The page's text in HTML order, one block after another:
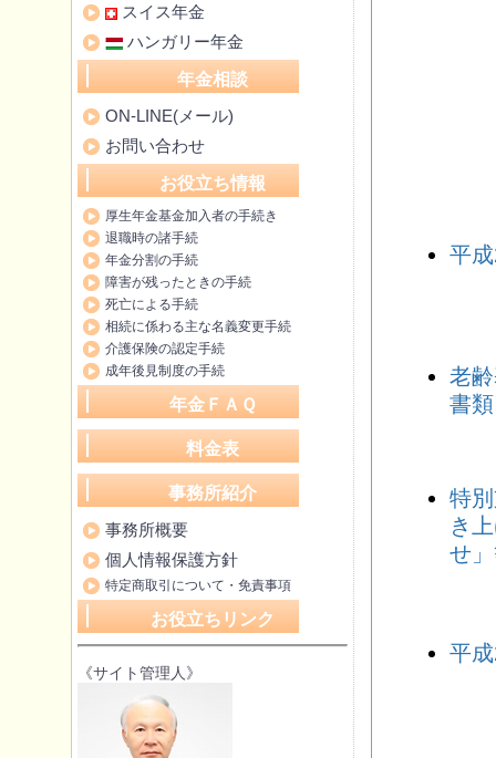
平
老
書類
特
き
せ
平
スイス年金
ハンガリー年金
年金相談
ON-LINE(メール)
お問い合わせ
お役立ち情報
厚生年金基金加入者の手続き
退職時の諸手続
年金分割の手続
障害が残ったときの手続
死亡による手続
相続に係わる主な名義変更手続
介護保険の認定手続
成年後見制度の手続
年金ＦＡＱ
料金表
事務所紹介
事務所概要
個人情報保護方針
特定商取引について・免責事項
お役立ちリンク
《サイト管理人》